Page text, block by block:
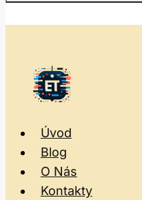
Úvod
Blog
O Nás
Kontakty